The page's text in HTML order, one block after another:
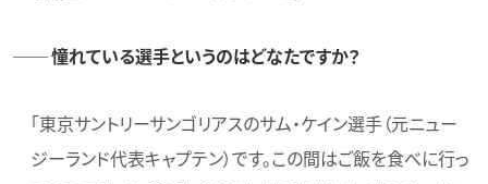
── 憧れている選手というのはどなたですか？
「東京サントリーサンゴリアスのサム・ケイン選手（元ニュー
ジーランド代表キャプテン）です。この間はご飯を食べに行っ